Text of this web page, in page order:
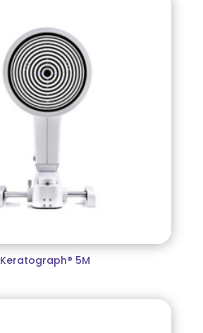
Keratograph® 5M